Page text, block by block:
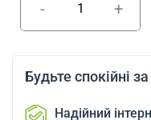
- +
Будьте спокійні
Надійний